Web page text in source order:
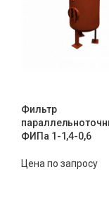
Фильтр
ФИПа 1-1,4-0,6
Цена по запросу